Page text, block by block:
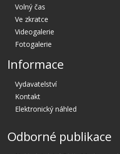
Volný čas
Ve zkratce
Videogalerie
Fotogalerie
Informace
Vydavatelství
Kontakt
Elektronický náhled
Odborné publikace